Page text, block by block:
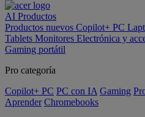
AI Productos
Productos nuevos Copilot+ PC
Tablets Monitores Electrónica y
Gaming portátil
Pro categoría
Copilot+ PC PC con IA Gaming
Aprender Chromebooks